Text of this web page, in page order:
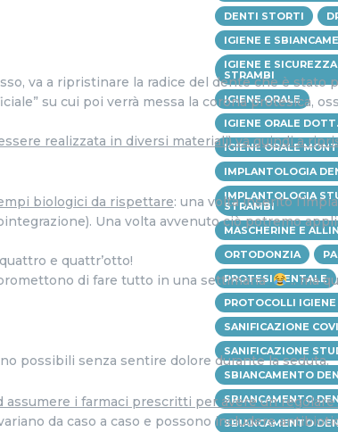
va a ripristinare la radice del dente che è stato
su cui poi verrà messa la corona protesica,
realizzata in diversi materiali) va quindi a
biologici da rispettare: una volta inserito
Una volta avvenuto ciò potremo
e quattr’otto!
di fare tutto in una settimana
.. ma
possibili senza sentire dolore durante la seduta.
i farmaci prescritti per avere un
da caso a caso e possono includere
DENTI STORTI
IGIENE E
IGIENE E
STRAMBI
IGIENE ORALE
IGIENE ORALE
IGIENE ORALE
IMPLANTOLOGIA
IMPLANTOLOGIA
STRAMBI
MASCHERINE E
ORTODONZIA
PROTESI DENTALE
PROTOCOLLI
SANIFICAZIONE
SANIFICAZIONE
SBIANCAMENTO
SBIANCAMENTO
SBIANCAMENTO